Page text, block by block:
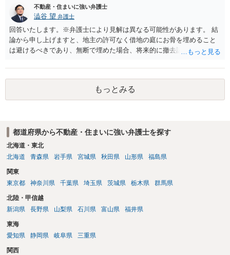
したり、立ち退きを迫る材料に使ったりする可能性は否定できませ
ん。
不動産・住まいに強い弁護士
澁谷 望 弁護士
回答いたします。※弁護士により見解は異なる可能性があります。 結
論から申し上げますと、地主の許可なく借地の庭にお骨を埋めること
は避けるべきであり、無断で埋めた場合、将来的に撤去請求や退去時
上、自分のペットの遺骨を埋める行為自体は墓地埋葬法違反や不法投
棄には該当しないため、犯罪になるわけではありません。しかし、建
物の所有者は質問者様であっても、土地の所有権はあくまで地主にあ
ります。そのため、地主に無断でお骨を埋める行為は、他人の所有権
事前に地主へ相談して許可を得るか、土地に直接埋めずに大きめの鉢
植え等で供養する「プランター葬」や、ペット霊園等への納骨を検討
されるのが確実かと思います。
もっとみる
都道府県から不動産・住まいに強い弁護士を探す
北海道・東北
北海道
青森県 岩手県 宮城県 秋田県 山形県 福島県
関東
東京都
神奈川県 千葉県 埼玉県 茨城県 栃木県 群馬県
北陸・甲信越
新潟県
長野県 山梨県 石川県 富山県 福井県
東海
愛知県
静岡県 岐阜県 三重県
関西